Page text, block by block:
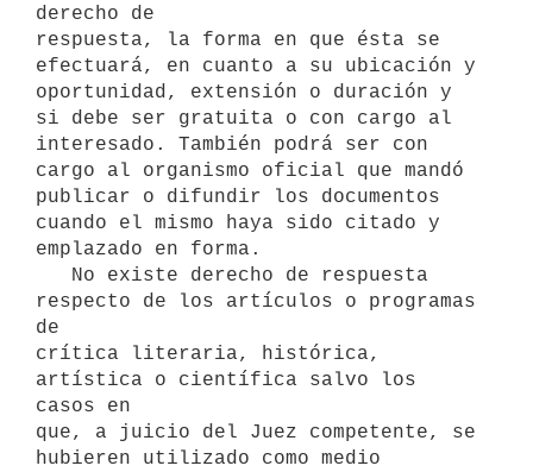
derecho de
respuesta, la forma en que ésta se
efectuará, en cuanto a su ubicación y
oportunidad, extensión o duración y
si debe ser gratuita o con cargo al
interesado. También podrá ser con
cargo al organismo oficial que mandó
publicar o difundir los documentos
cuando el mismo haya sido citado y
emplazado en forma.
respecto de los artículos o programas
de
crítica literaria, histórica,
artística o científica salvo los
casos en
que, a juicio del Juez competente, se
hubieren utilizado como medio